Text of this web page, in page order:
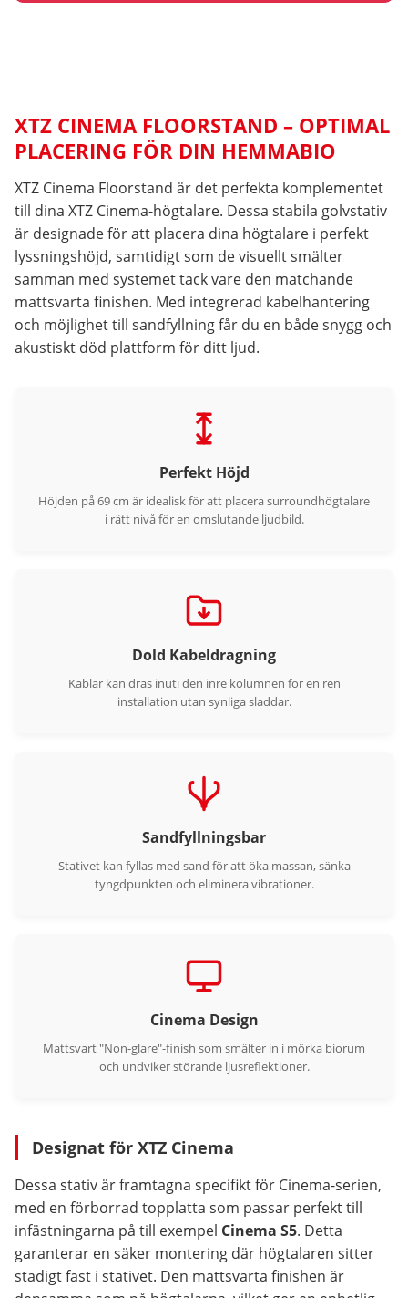
XTZ CINEMA FLOORSTAND – OPTIMAL
PLACERING FÖR DIN HEMMABIO
XTZ Cinema Floorstand är det perfekta komplementet
till dina XTZ Cinema-högtalare. Dessa stabila golvstativ
är designade för att placera dina högtalare i perfekt
lyssningshöjd, samtidigt som de visuellt smälter
samman med systemet tack vare den matchande
mattsvarta finishen. Med integrerad kabelhantering
och möjlighet till sandfyllning får du en både snygg och
akustiskt död plattform för ditt ljud.
Perfekt Höjd
Höjden på 69 cm är idealisk för att placera surroundhögtalare
i rätt nivå för en omslutande ljudbild.
Dold Kabeldragning
Kablar kan dras inuti den inre kolumnen för en ren
installation utan synliga sladdar.
Sandfyllningsbar
Stativet kan fyllas med sand för att öka massan, sänka
tyngdpunkten och eliminera vibrationer.
Cinema Design
Mattsvart "Non-glare"-finish som smälter in i mörka biorum
och undviker störande ljusreflektioner.
Designat för XTZ Cinema
Dessa stativ är framtagna specifikt för Cinema-serien,
med en förborrad topplatta som passar perfekt till
infästningarna på till exempel Cinema S5. Detta
garanterar en säker montering där högtalaren sitter
stadigt fast i stativet. Den mattsvarta finishen är